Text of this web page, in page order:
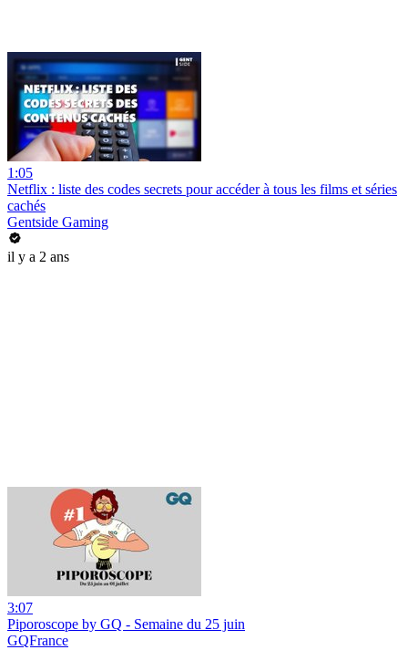
1:05
Netflix : liste des codes secrets pour accéder à tous les films et séries
cachés
Gentside Gaming
il y a 2 ans
3:07
Piporoscope by GQ - Semaine du 25 juin
GQFrance